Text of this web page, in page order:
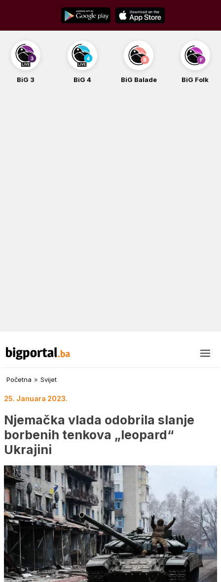
content
BiG 3 BiG 4 BiG Balade BiG Folk
Početna » Svijet
25. Januara 2023.
Njemačka vlada odobrila slanje
borbenih tenkova „leopard“
Ukrajini